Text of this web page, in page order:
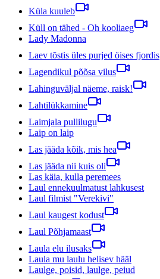
Küla kuuleb
Küll on tähed - Oh kooliaeg
Lady Madonna
Laev tõstis üles purjed öises fjordis
Lagendikul põõsa vilus
Lahinguväljal näeme, raisk!
Lahtilükkamine
Laimjala pullilugu
Laip on laip
Las jääda kõik, mis hea
Las jääda nii kuis oli
Las käia, kulla peremees
Laul ennekuulmatust lahkusest
Laul filmist "Verekivi"
Laul kaugest kodust
Laul Põhjamaast
Laula elu ilusaks
Laula mu laulu helisev hääl
Laulge, poisid, laulge, peiud